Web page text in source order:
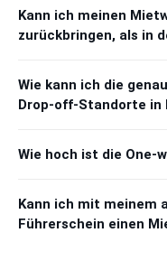
Kann ich meinen
zurückbringen, als in
Wie kann ich die
Drop-off-Standorte in
Wie hoch ist die One-
Kann ich mit meinem
Führerschein einen